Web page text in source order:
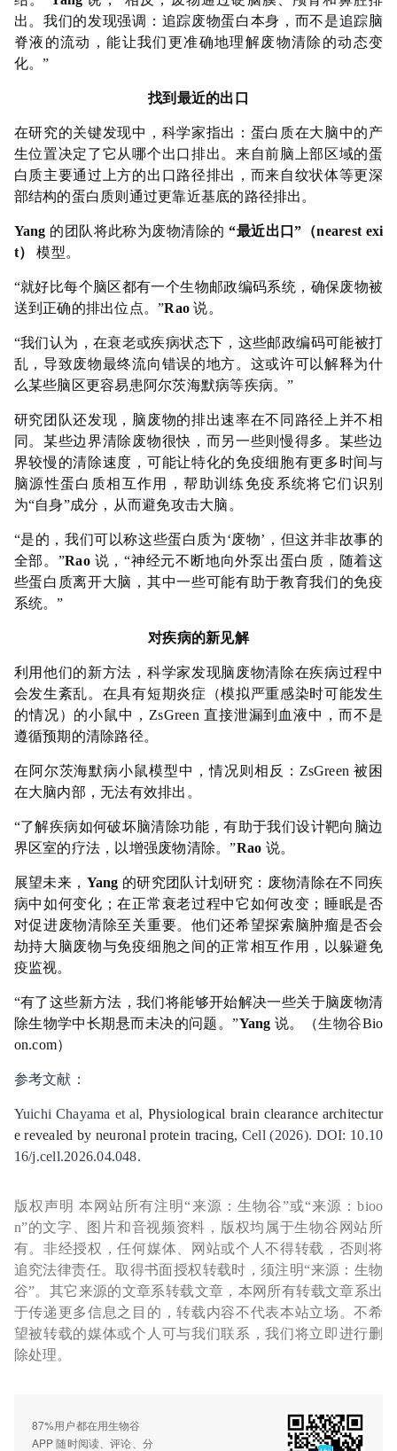
出。我们的发现强调：追踪废物蛋白本身，而不是追踪脑
脊液的流动，能让我们更准确地理解废物清除的动态变
化。”
找到最近的出口
在研究的关键发现中，科学家指出：蛋白质在大脑中的产
生位置决定了它从哪个出口排出。来自前脑上部区域的蛋
白质主要通过上方的出口路径排出，而来自纹状体等更深
部结构的蛋白质则通过更靠近基底的路径排出。
Yang 的团队将此称为废物清除的“最近出口”（nearest exi
t）
模型。
“就好比每个脑区都有一个生物邮政编码系统，确保废物被
送到正确的排出位点。”Rao 说。
“我们认为，在衰老或疾病状态下，这些邮政编码可能被打
乱，导致废物最终流向错误的地方。这或许可以解释为什
么某些脑区更容易患阿尔茨海默病等疾病。”
研究团队还发现，脑废物的排出速率在不同路径上并不相
同。某些边界清除废物很快，而另一些则慢得多。某些边
界较慢的清除速度，可能让特化的免疫细胞有更多时间与
脑源性蛋白质相互作用，帮助训练免疫系统将它们识别
为“自身”成分，从而避免攻击大脑。
“是的，我们可以称这些蛋白质为‘废物’，但这并非故事的
全部。”Rao说，“神经元不断地向外泵出蛋白质，随着这
些蛋白质离开大脑，其中一些可能有助于教育我们的免疫
系统。”
对疾病的新见解
利用他们的新方法，科学家发现脑废物清除在疾病过程中
会发生紊乱。在具有短期炎症（模拟严重感染时可能发生
的情况）的小鼠中，ZsGreen 直接泄漏到血液中，而不是
遵循预期的清除路径。
在阿尔茨海默病小鼠模型中，情况则相反：ZsGreen 被困
在大脑内部，无法有效排出。
“了解疾病如何破坏脑清除功能，有助于我们设计靶向脑边
界区室的疗法，以增强废物清除。”Rao 说。
展望未来， Yang 的研究团队计划研究：废物清除在不同疾
病中如何变化；在正常衰老过程中它如何改变；睡眠是否
对促进废物清除至关重要。他们还希望探索脑肿瘤是否会
劫持大脑废物与免疫细胞之间的正常相互作用，以躲避免
疫监视。
“有了这些新方法，我们将能够开始解决一些关于脑废物清
除生物学中长期悬而未决的问题。”Yang 说。 （生物谷Bio
on.com）
参考文献：
Yuichi Chayama et al, Physiological brain clearance architectur
e revealed by neuronal protein tracing, Cell (2026). DOI: 10.10
16/j.cell.2026.04.048.
版权声明 本网站所有注明“来源：生物谷”或“来源：bioo
n”的文字、图片和音视频资料，版权均属于生物谷网站所
有。非经授权，任何媒体、网站或个人不得转载，否则将
追究法律责任。取得书面授权转载时，须注明“来源：生物
谷”。其它来源的文章系转载文章，本网所有转载文章系出
于传递更多信息之目的，转载内容不代表本站立场。不希
望被转载的媒体或个人可与我们联系，我们将立即进行删
除处理。
87%用户都在用生物谷
APP 随时阅读、评论、分